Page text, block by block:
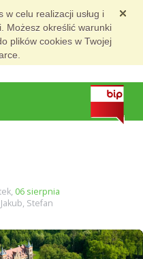
w celu realizacji usług i
Możesz określić warunki
plików cookies w Twojej
06 sierpnia
Stefan